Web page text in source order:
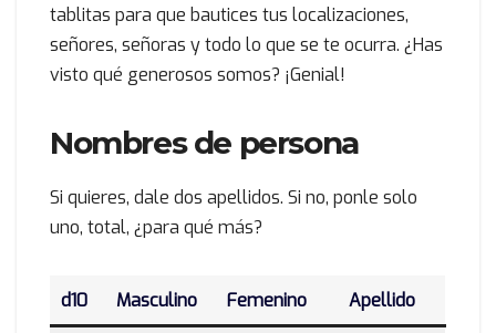
tablitas para que bautices tus localizaciones,
señores, señoras y todo lo que se te ocurra. ¿Has
visto qué generosos somos? ¡Genial!
Nombres de persona
Si quieres, dale dos apellidos. Si no, ponle solo
uno, total, ¿para qué más?
d10 Masculino Femenino Apellido